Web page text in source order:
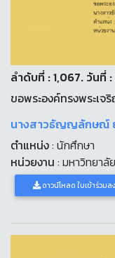
ลำดับที่ : 1,067. วันที่
ขอพระองค์ทรงพระเจ
นางสาวธัญญลักษณ์
ตำแหน่ง: นักศึกษา
หน่วยงาน : มหาวิทยา
ดาวน์โหลด ใบเข้าร่วมล